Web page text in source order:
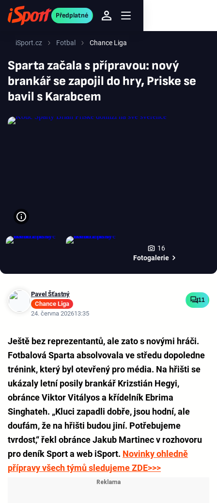
Předplatné
iSport.cz Fotbal Chance Liga
Sparta začala s přípravou: nový
brankář se zapojil do hry, Priske se
bavil s Karabcem
16
Fotogalerie
Pavel Šťastný
Chance Liga
24. června 202613:35
11
Ještě bez reprezentantů, ale zato s novými hráči.
Fotbalová Sparta absolvovala ve středu dopoledne
trénink, který byl otevřený pro média. Na hřišti se
ukázaly letní posily brankář Krizstián Hegyi,
obránce Viktor Vitályos a křídelník Ebrima
Singhateh. „Kluci zapadli dobře, jsou hodní, ale
doufám, že na hřišti budou jiní. Potřebujeme
tvrdost,“ řekl obránce Jakub Martinec v rozhovoru
pro deník Sport a web iSport. Novinky ohledně
přípravy všech týmů sledujeme ZDE>>>